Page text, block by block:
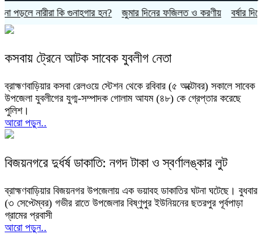
নারীরা কি গুনাহগার হন? জুমার দিনের ফজিলত ও করণীয় বর্ষার দিনে
কসবায় ট্রেনে আটক সাবেক যুবলীগ নেতা
ব্রাহ্মণবাড়িয়ার কসবা রেলওয়ে স্টেশন থেকে রবিবার (৫ অক্টোবর) সকালে সাবেক
উপজেলা যুবলীগের যুগ্ম-সম্পাদক গোলাম আযম (৪৮) কে গ্রেপ্তার করেছে
পুলিশ।
আরো পড়ুন..
বিজয়নগরে দুর্ধর্ষ ডাকাতি: নগদ টাকা ও স্বর্ণালঙ্কার লুট
ব্রাহ্মণবাড়িয়ার বিজয়নগর উপজেলায় এক ভয়াবহ ডাকাতির ঘটনা ঘটেছে। বুধবার
(৩ সেপ্টেম্বর) গভীর রাতে উপজেলার বিষ্ণুপুর ইউনিয়নের ছতরপুর পূর্বপাড়া
গ্রামের প্রবাসী
আরো পড়ুন..